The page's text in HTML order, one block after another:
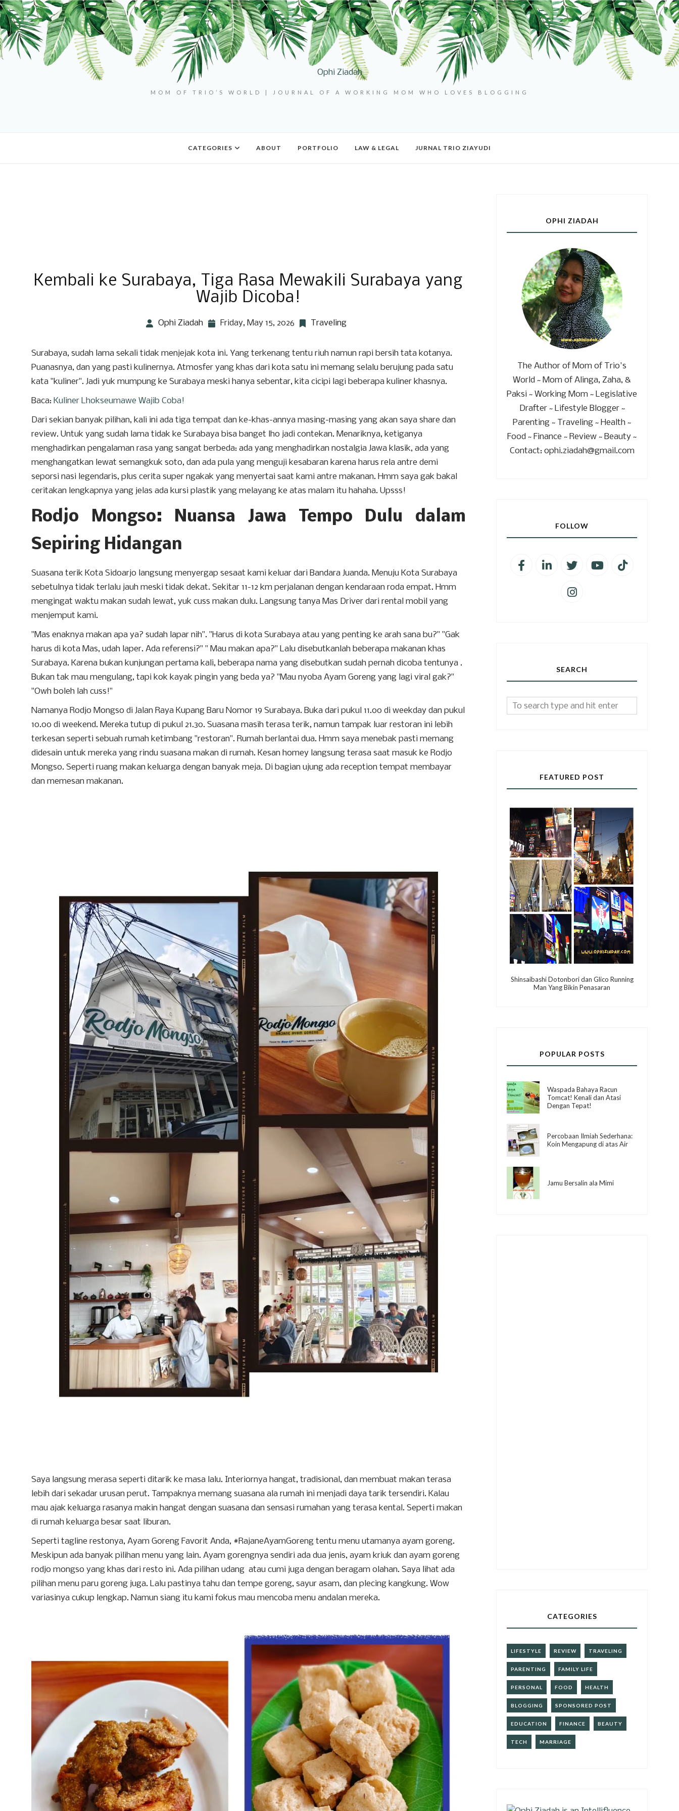
Ophi Ziadah
MOM OF TRIO’S WORLD | JOURNAL OF A WORKING MOM WHO LOVES BLOGGING
CATEGORIES ABOUT PORTFOLIO LAW & LEGAL JURNAL TRIO ZIAYUDI
Kembali ke Surabaya, Tiga Rasa Mewakili Surabaya yang
Wajib Dicoba!
Ophi Ziadah Friday, May 15, 2026 Traveling
Surabaya, sudah lama sekali tidak menjejak kota ini. Yang terkenang tentu riuh namun rapi bersih tata kotanya.
Puanasnya, dan yang pasti kulinernya. Atmosfer yang khas dari kota satu ini memang selalu berujung pada satu
kata "kuliner". Jadi yuk mumpung ke Surabaya meski hanya sebentar, kita cicipi lagi beberapa kuliner khasnya.
Baca: Kuliner Lhokseumawe Wajib Coba!
Dari sekian banyak pilihan, kali ini ada tiga tempat dan ke-khas-annya masing-masing yang akan saya share dan
review. Untuk yang sudah lama tidak ke Surabaya bisa banget lho jadi contekan. Menariknya, ketiganya
menghadirkan pengalaman rasa yang sangat berbeda: ada yang menghadirkan nostalgia Jawa klasik, ada yang
menghangatkan lewat semangkuk soto, dan ada pula yang menguji kesabaran karena harus rela antre demi
seporsi nasi legendaris, plus cerita super ngakak yang menyertai saat kami antre makanan. Hmm saya gak bakal
ceritakan lengkapnya yang jelas ada kursi plastik yang melayang ke atas malam itu hahaha. Upsss!
Rodjo Mongso: Nuansa Jawa Tempo Dulu dalam
Sepiring Hidangan
Suasana terik Kota Sidoarjo langsung menyergap sesaat kami keluar dari Bandara Juanda. Menuju Kota Surabaya
sebetulnya tidak terlalu jauh meski tidak dekat. Sekitar 11-12 km perjalanan dengan kendaraan roda empat. Hmm
mengingat waktu makan sudah lewat, yuk cuss makan dulu. Langsung tanya Mas Driver dari rental mobil yang
menjemput kami.
"Mas enaknya makan apa ya? sudah lapar nih". "Harus di kota Surabaya atau yang penting ke arah sana bu?" "Gak
harus di kota Mas, udah laper. Ada referensi?" " Mau makan apa?" Lalu disebutkanlah beberapa makanan khas
Surabaya. Karena bukan kunjungan pertama kali, beberapa nama yang disebutkan sudah pernah dicoba tentunya .
Bukan tak mau mengulang, tapi kok kayak pingin yang beda ya? "Mau nyoba Ayam Goreng yang lagi viral gak?"
"Owh boleh lah cuss!"
Namanya Rodjo Mongso di Jalan Raya Kupang Baru Nomor 19 Surabaya. Buka dari pukul 11.00 di weekday dan pukul
10.00 di weekend. Mereka tutup di pukul 21.30. Suasana masih terasa terik, namun tampak luar restoran ini lebih
terkesan seperti sebuah rumah ketimbang "restoran". Rumah berlantai dua. Hmm saya menebak pasti memang
didesain untuk mereka yang rindu suasana makan di rumah. Kesan homey langsung terasa saat masuk ke Rodjo
Mongso. Seperti ruang makan keluarga dengan banyak meja. Di bagian ujung ada reception tempat membayar
dan memesan makanan.
Saya langsung merasa seperti ditarik ke masa lalu. Interiornya hangat, tradisional, dan membuat makan terasa
lebih dari sekadar urusan perut. Tampaknya memang suasana ala rumah ini menjadi daya tarik tersendiri. Kalau
mau ajak keluarga rasanya makin hangat dengan suasana dan sensasi rumahan yang terasa kental. Seperti makan
di rumah keluarga besar saat liburan.
Seperti tagline restonya, Ayam Goreng Favorit Anda, #RajaneAyamGoreng tentu menu utamanya ayam goreng.
Meskipun ada banyak pilihan menu yang lain. Ayam gorengnya sendiri ada dua jenis, ayam kriuk dan ayam goreng
rodjo mongso yang khas dari resto ini. Ada pilihan udang atau cumi juga dengan beragam olahan. Saya lihat ada
pilihan menu paru goreng juga. Lalu pastinya tahu dan tempe goreng, sayur asam, dan plecing kangkung. Wow
variasinya cukup lengkap. Namun siang itu kami fokus mau mencoba menu andalan mereka.
OPHI ZIADAH
The Author of Mom of Trio's
World ~ Mom of Alinga, Zaha, &
Paksi ~ Working Mom ~ Legislative
Drafter ~ Lifestyle Blogger ~
Parenting ~ Traveling ~ Health ~
Food ~ Finance ~ Review ~ Beauty ~
Contact: ophi.ziadah@gmail.com
FOLLOW
SEARCH
FEATURED POST
Shinsaibashi Dotonbori dan Glico Running
Man Yang Bikin Penasaran
POPULAR POSTS
Waspada Bahaya Racun
Tomcat! Kenali dan Atasi
Dengan Tepat!
Percobaan Ilmiah Sederhana:
Koin Mengapung di atas Air
Jamu Bersalin ala Mimi
CATEGORIES
LIFESTYLE REVIEW TRAVELING
PARENTING FAMILY LIFE
PERSONAL FOOD HEALTH
BLOGGING SPONSORED POST
EDUCATION FINANCE BEAUTY
TECH MARRIAGE